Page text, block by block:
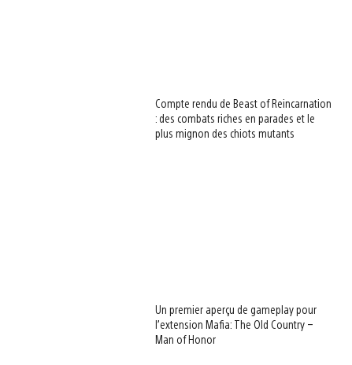
Compte rendu de Beast of Reincarnation
: des combats riches en parades et le
plus mignon des chiots mutants
Un premier aperçu de gameplay pour
l’extension Mafia: The Old Country –
Man of Honor